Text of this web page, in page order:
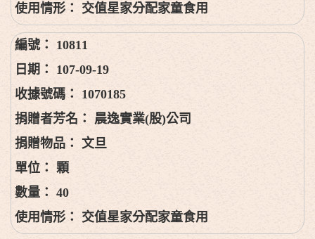
交值星家分配家童食用
10811
107-09-19
1070185
晨逸實業(股)公司
文旦
顆
40
交值星家分配家童食用